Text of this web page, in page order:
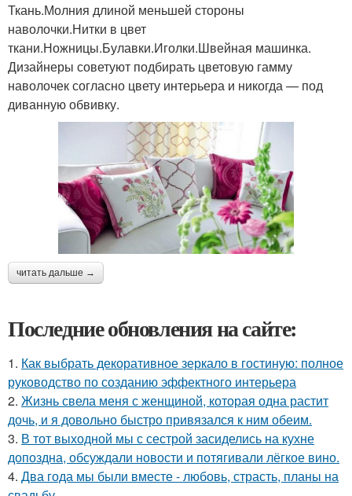
Ткань.Молния длиной меньшей стороны
наволочки.Нитки в цвет
ткани.Ножницы.Булавки.Иголки.Швейная машинка.
Дизайнеры советуют подбирать цветовую гамму
наволочек согласно цвету интерьера и никогда — под
диванную обвивку.
читать дальше →
Последние обновления на сайте:
1. Как выбрать декоративное зеркало в гостиную: полное
руководство по созданию эффектного интерьера
2. Жизнь свела меня с женщиной, которая одна растит
дочь, и я довольно быстро привязался к ним обеим.
3. В тот выходной мы с сестрой засиделись на кухне
допоздна, обсуждали новости и потягивали лёгкое вино.
4. Два года мы были вместе - любовь, страсть, планы на